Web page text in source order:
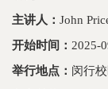
主讲人： John
开始时间： 2025-
举行地点： 闵行